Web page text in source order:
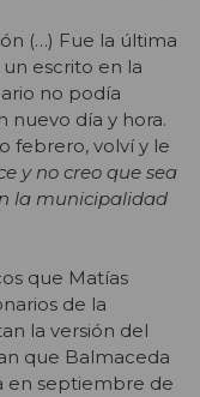
(…) Fue la última
escrito en la
no podía
nuevo día y hora.
febrero, volví y le
y no creo que sea
la municipalidad
que Matías
de la
la versión del
que Balmaceda
en septiembre de